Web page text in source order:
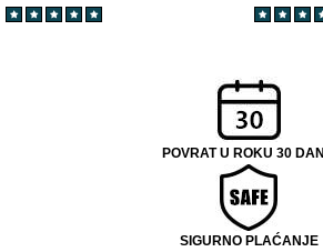
POVRAT U ROKU 30
SIGURNO PLAĆANJE